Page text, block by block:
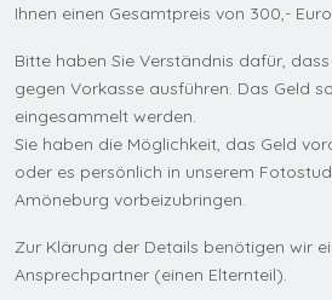
Ihnen einen Gesamtpreis von 300,-
Bitte haben Sie Verständnis dafür,
gegen Vorkasse ausführen. Das Geld
eingesammelt werden.
Sie haben die Möglichkeit, das Geld
oder es persönlich in unserem
Amöneburg vorbeizubringen.
Zur Klärung der Details benötigen wir
Ansprechpartner (einen Elternteil).